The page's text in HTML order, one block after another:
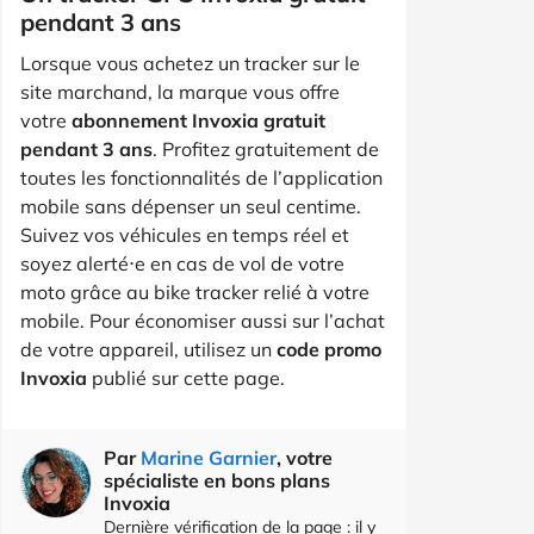
pendant 3 ans
Lorsque vous achetez un tracker sur le
site marchand, la marque vous offre
votre abonnement Invoxia gratuit
pendant 3 ans. Profitez gratuitement de
toutes les fonctionnalités de l’application
mobile sans dépenser un seul centime.
Suivez vos véhicules en temps réel et
soyez alerté⋅e en cas de vol de votre
moto grâce au bike tracker relié à votre
mobile. Pour économiser aussi sur l’achat
de votre appareil, utilisez un code promo
Invoxia publié sur cette page.
Par Marine Garnier, votre
spécialiste en bons plans
Invoxia
Dernière vérification de la page : il y